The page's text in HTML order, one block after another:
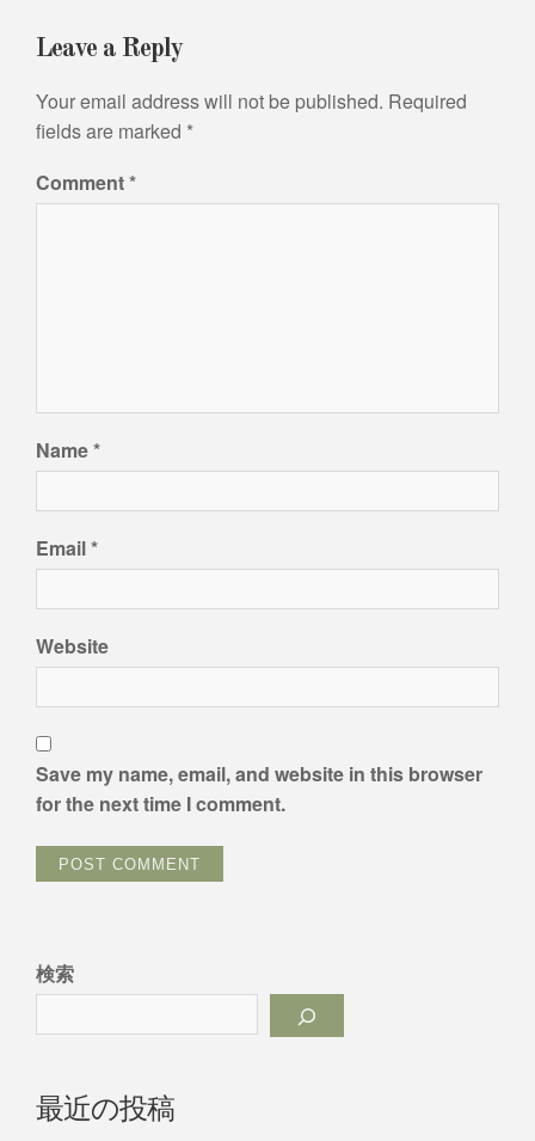
Leave a Reply
Your email address will not be published. Required
fields are marked *
Comment*
Name*
Email*
Website
Save my name, email, and website in this browser
for the next time I comment.
検索
最近の投稿